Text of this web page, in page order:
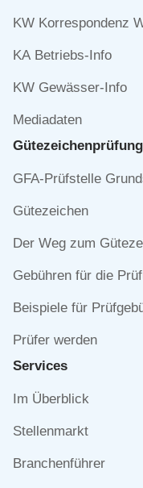
KW Korrespondenz
KA Betriebs-Info
KW Gewässer-Info
Mediadaten
Gütezeichen­prüfung
Navigation
GFA-Prüfstelle
Gütezeichen
Der Weg zum
Gebühren für die
Beispiele für
Prüfer werden
Services
Navigation
Im Überblick
Stellenmarkt
Branchenführer